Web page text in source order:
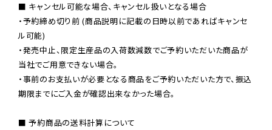
■ キャンセル可能な場合、キャンセル扱いとなる場合
・予約締め切り前 (商品説明に記載の日時以前であればキャンセ
ル可能)
・発売中止、限定生産品の入荷数減数でご予約いただいた商品が
当社でご用意できない場合。
・事前のお支払いが必要となる商品をご予約いただいた方で、振込
期限までにご入金が確認出来なかった場合。
■ 予約商品の送料計算について